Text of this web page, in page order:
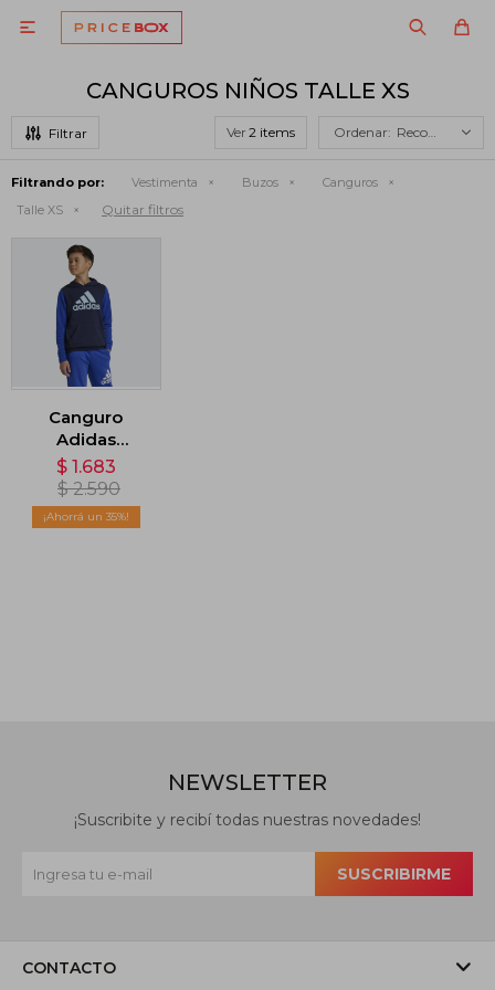

CANGUROS NIÑOS TALLE XS
Ver Recomendados
Filtrando por: Vestimenta Buzos
Canguros
Talle XS
Quitar filtros
Canguro
Adidas
Essentials -
Azul
$ 1.683
$ 2.590
35
CONTACTO
NEWSLETTER
¡Suscribite y recibí todas nuestras novedades!
SUSCRIBIRME